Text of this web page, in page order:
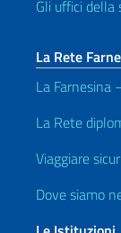
Gli uffici della
La Rete
La Farnesina
La Rete
Viaggiare sicuri
Dove siamo